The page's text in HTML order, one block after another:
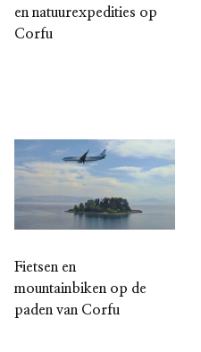
en natuurexpedities op
Corfu
Fietsen en
mountainbiken op de
paden van Corfu